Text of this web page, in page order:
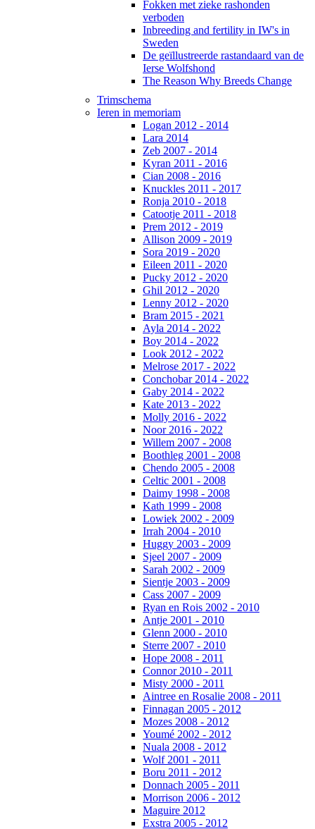
Fokken met zieke rashonden
verboden
Inbreeding and fertility in IW's in
Sweden
De geïllustreerde rastandaard van de
Ierse Wolfshond
The Reason Why Breeds Change
Trimschema
Ieren in memoriam
Logan 2012 - 2014
Lara 2014
Zeb 2007 - 2014
Kyran 2011 - 2016
Cian 2008 - 2016
Knuckles 2011 - 2017
Ronja 2010 - 2018
Catootje 2011 - 2018
Prem 2012 - 2019
Allison 2009 - 2019
Sora 2019 - 2020
Eileen 2011 - 2020
Pucky 2012 - 2020
Ghil 2012 - 2020
Lenny 2012 - 2020
Bram 2015 - 2021
Ayla 2014 - 2022
Boy 2014 - 2022
Look 2012 - 2022
Melrose 2017 - 2022
Conchobar 2014 - 2022
Gaby 2014 - 2022
Kate 2013 - 2022
Molly 2016 - 2022
Noor 2016 - 2022
Willem 2007 - 2008
Boothleg 2001 - 2008
Chendo 2005 - 2008
Celtic 2001 - 2008
Daimy 1998 - 2008
Kath 1999 - 2008
Lowiek 2002 - 2009
Irrah 2004 - 2010
Huggy 2003 - 2009
Sjeel 2007 - 2009
Sarah 2002 - 2009
Sientje 2003 - 2009
Cass 2007 - 2009
Ryan en Rois 2002 - 2010
Antje 2001 - 2010
Glenn 2000 - 2010
Sterre 2007 - 2010
Hope 2008 - 2011
Connor 2010 - 2011
Misty 2000 - 2011
Aintree en Rosalie 2008 - 2011
Finnagan 2005 - 2012
Mozes 2008 - 2012
Youmé 2002 - 2012
Nuala 2008 - 2012
Wolf 2001 - 2011
Boru 2011 - 2012
Donnach 2005 - 2011
Morrison 2006 - 2012
Maguire 2012
Exstra 2005 - 2012